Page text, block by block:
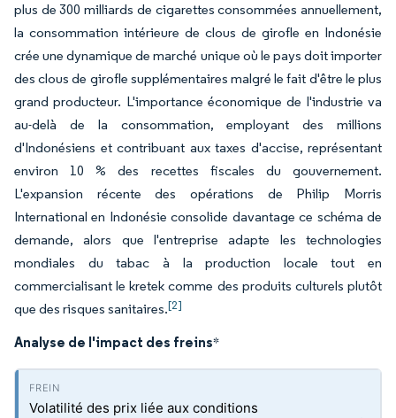
plus de 300 milliards de cigarettes consommées annuellement,
la consommation intérieure de clous de girofle en Indonésie
crée une dynamique de marché unique où le pays doit importer
des clous de girofle supplémentaires malgré le fait d'être le plus
grand producteur. L'importance économique de l'industrie va
au-delà de la consommation, employant des millions
d'Indonésiens et contribuant aux taxes d'accise, représentant
environ 10 % des recettes fiscales du gouvernement.
L'expansion récente des opérations de Philip Morris
International en Indonésie consolide davantage ce schéma de
demande, alors que l'entreprise adapte les technologies
mondiales du tabac à la production locale tout en
commercialisant le kretek comme des produits culturels plutôt
que des risques sanitaires.[2]
Analyse de l'impact des freins*
Volatilité des prix liée aux conditions